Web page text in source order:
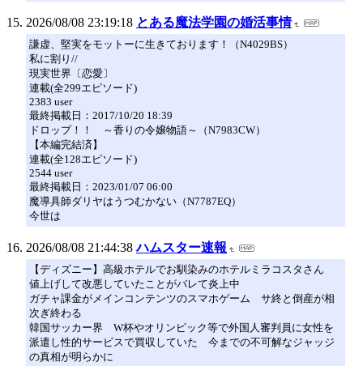
2026/08/08 23:19:18 とある魔法学園の婚活事情
謙虚、堅実をモットーに生きております！（N4029BS）
私に割り//
現実世界〔恋愛〕
連載(全299エピソード)
2383 user
最終掲載日：2017/10/20 18:39
ドロップ！！ ～香りの令嬢物語～（N7983CW）
【本編完結済】
連載(全128エピソード)
2544 user
最終掲載日：2023/01/07 06:00
魔導具師ダリヤはうつむかない（N7787EQ）
今世は
2026/08/08 21:44:38 ハムスター速報
【ディズニー】高級ホテルでお馴染みのホテルミラコスタさん
値上げして改悪していたことがバレて炎上中
ガチャ課金がメインコンテンツのスマホゲーム サ終と倒産が相
次ぎ終わる
韓国サッカー界 W杯やオリンピック等で外国人審判員に女性を
派遣し性的サービスで買収していた 今までの不可解なジャッジ
の真相が明らかに